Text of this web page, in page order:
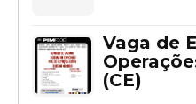
Vaga de
(CE)